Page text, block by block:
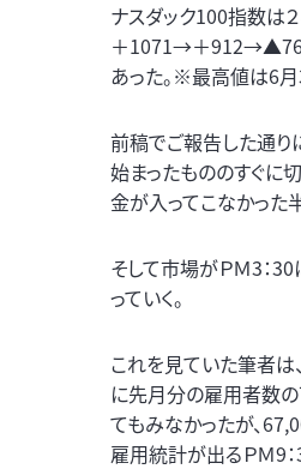
ナスダック100指数
＋1071→＋
あった。※最高値は6
前稿でご報告した通り
始まったもののすぐに
金が入ってこなかった
そして市場がＰＭ3：
っていく。
これを見ていた筆者は
に先月分の雇用者数の
てもみなかったが、
雇用統計が出るＰＭ9